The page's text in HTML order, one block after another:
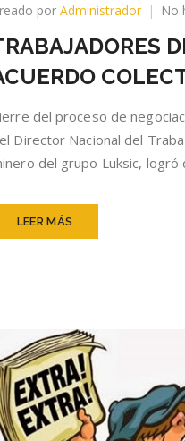
por Administrador No
del proceso de
Director Nacional del
del grupo Luksic,
LEER MÁS